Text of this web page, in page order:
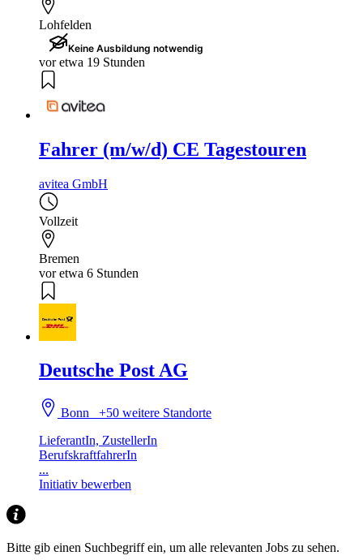
Lohfelden
Keine Ausbildung notwendig
vor etwa 19 Stunden
Fahrer (m/w/d) CE Tagestouren
avitea GmbH
Vollzeit
Bremen
vor etwa 6 Stunden
Deutsche Post AG
Bonn+50 weitere Standorte
LieferantIn, ZustellerIn
BerufskraftfahrerIn
...
Initiativ bewerben
Bitte gib einen Suchbegriff ein, um alle relevanten Jobs zu sehen.